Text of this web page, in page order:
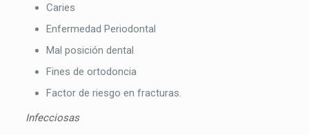
Caries
Enfermedad Periodontal
Mal posición dental
Fines de ortodoncia
Factor de riesgo en fracturas.
Infecciosas